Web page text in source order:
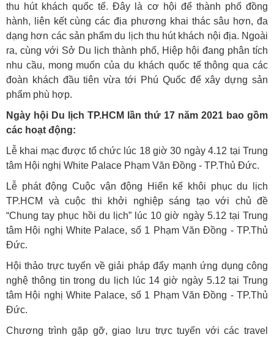
thu hút khách quốc tế. Đây là cơ hội để thành phố đồng
hành, liên kết cùng các địa phương khai thác sâu hơn, đa
dạng hơn các sản phẩm du lịch thu hút khách nội địa. Ngoài
ra, cùng với Sở Du lịch thành phố, Hiệp hội đang phân tích
nhu cầu, mong muốn của du khách quốc tế thông qua các
đoàn khách đầu tiên vừa tới Phú Quốc để xây dựng sản
phẩm phù hợp.
Ngày hội Du lịch TP.HCM lần thứ 17 năm 2021 bao gồm
các hoạt động:
Lễ khai mạc được tổ chức lúc 18 giờ 30 ngày 4.12 tại Trung
tâm Hội nghị White Palace Phạm Văn Đồng - TP.Thủ Đức.
Lễ phát động Cuộc vận động Hiến kế khôi phục du lịch
TP.HCM và cuộc thi khởi nghiệp sáng tạo với chủ đề
“Chung tay phục hồi du lịch” lúc 10 giờ ngày 5.12 tại Trung
tâm Hội nghị White Palace, số 1 Phạm Văn Đồng - TP.Thủ
Đức.
Hội thảo trực tuyến về giải pháp đẩy mạnh ứng dụng công
nghệ thông tin trong du lịch lúc 14 giờ ngày 5.12 tại Trung
tâm Hội nghị White Palace, số 1 Phạm Văn Đồng - TP.Thủ
Đức.
Chương trình gặp gỡ, giao lưu trực tuyến với các travel